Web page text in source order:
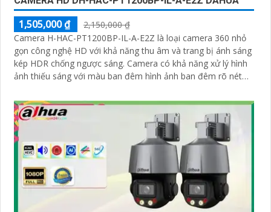
1,505,000 ₫
2,150,000 ₫
Camera H-HAC-PT1200BP-IL-A-E2Z là loại camera 360 nhỏ
gọn công nghệ HD với khả năng thu âm và trang bị ánh sáng
kép HDR chống ngược sáng. Camera có khả năng xử lý hình
ảnh thiếu sáng với màu ban đêm hình ảnh ban đêm rõ nét